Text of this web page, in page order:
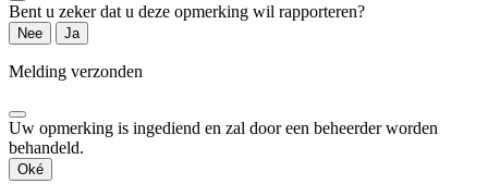
Bent u zeker dat u deze opmerking wil rapporteren?
Nee Ja
Melding verzonden
Uw opmerking is ingediend en zal door een beheerder worden
behandeld.
Oké